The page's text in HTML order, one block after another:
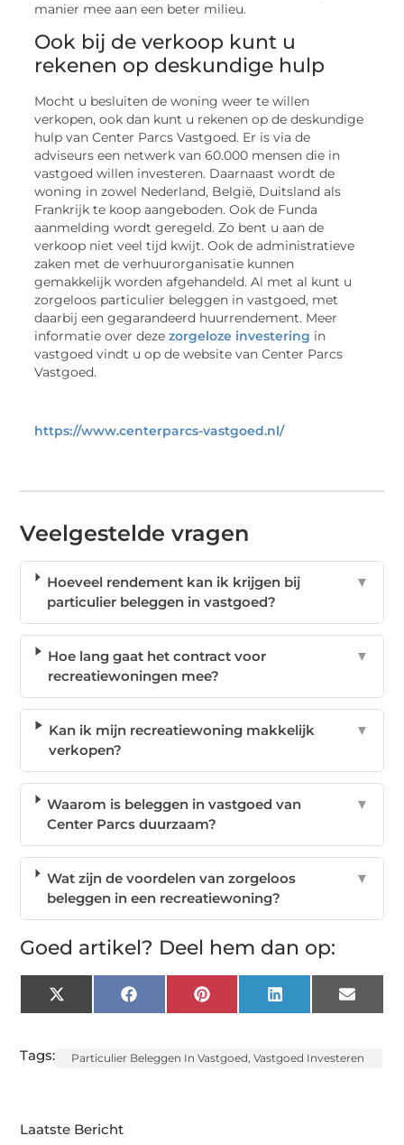
manier mee aan een beter milieu.
Ook bij de verkoop kunt u
rekenen op deskundige hulp
Mocht u besluiten de woning weer te willen
verkopen, ook dan kunt u rekenen op de deskundige
hulp van Center Parcs Vastgoed. Er is via de
adviseurs een netwerk van 60.000 mensen die in
vastgoed willen investeren. Daarnaast wordt de
woning in zowel Nederland, België, Duitsland als
Frankrijk te koop aangeboden. Ook de Funda
aanmelding wordt geregeld. Zo bent u aan de
verkoop niet veel tijd kwijt. Ook de administratieve
zaken met de verhuurorganisatie kunnen
gemakkelijk worden afgehandeld. Al met al kunt u
zorgeloos particulier beleggen in vastgoed, met
daarbij een gegarandeerd huurrendement. Meer
informatie over dezezorgeloze investering in
vastgoed vindt u op de website van Center Parcs
Vastgoed.
https://www.centerparcs-vastgoed.nl/
Veelgestelde vragen
Hoeveel rendement kan ik krijgen bij
particulier beleggen in vastgoed?
▼
Hoe lang gaat het contract voor
recreatiewoningen mee?
▼
Kan ik mijn recreatiewoning makkelijk
verkopen?
▼
Waarom is beleggen in vastgoed van
Center Parcs duurzaam?
▼
Wat zijn de voordelen van zorgeloos
beleggen in een recreatiewoning?
▼
Goed artikel? Deel hem dan op:
X
(Twitter)
FacebookPinterest LinkedIn Email
Tags: Particulier Beleggen In Vastgoed,Vastgoed Investeren
Laatste Bericht